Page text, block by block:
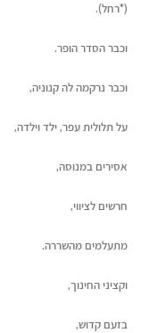
(*רחל).
וכבר הסדר הופר.
וכבר נרקמה לה קנוניה,
על תלולית עפר, ילד וילדה,
אסירים במנוסה,
חרשים לציווי,
מתעלמים מהשררה.
וקציני החינוך,
בזעם קדוש,